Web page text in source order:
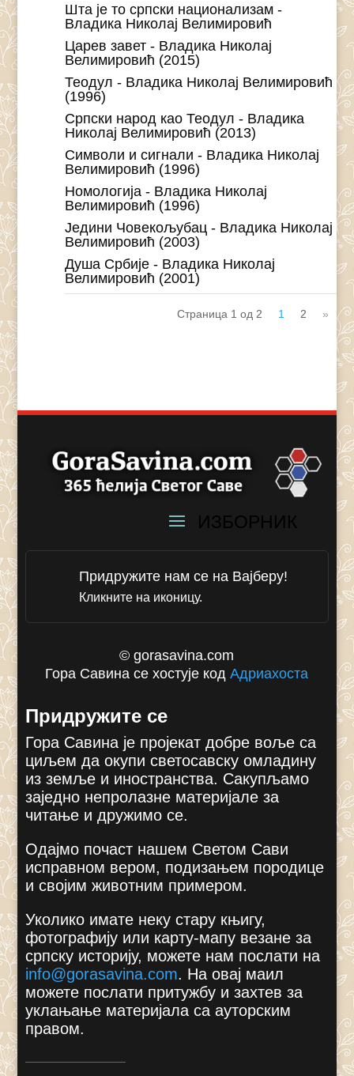
Шта је то српски национализам -
Владика Николај Велимировић
Царев завет - Владика Николај
Велимировић (2015)
Теодул - Владика Николај Велимировић
(1996)
Српски народ као Теодул - Владика
Николај Велимировић (2013)
Символи и сигнали - Владика Николај
Велимировић (1996)
Номологија - Владика Николај
Велимировић (1996)
Једини Човекољубац - Владика Николај
Велимировић (2003)
Душа Србије - Владика Николај
Велимировић (2001)
Страница 1 од 2 1 2 »
Придружите нам се на Вајберу!
Кликните на иконицу.
© gorasavina.com
Гора Савина се хостује кодАдриахоста
Придружите се
Гора Савина је пројекат добре воље са
циљем да окупи светосавску омладину
из земље и иностранства. Сакупљамо
заједно непролазне материјале за
читање и дружимо се.
Одајмо почаст нашем Светом Сави
исправном вером, подизањем породице
и својим животним примером.
Уколико имате неку стару књигу,
фотографију или карту-мапу везане за
српску историју, можете нам послати на
info@gorasavina.com. На овај маил
можете послати притужбу и захтев за
уклањање материјала са ауторским
правом.